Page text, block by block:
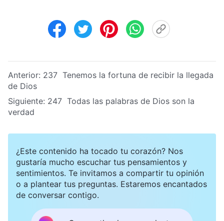
Anterior: 237 Tenemos la fortuna de recibir la llegada
de Dios
Siguiente: 247 Todas las palabras de Dios son la
verdad
¿Este contenido ha tocado tu corazón? Nos
gustaría mucho escuchar tus pensamientos y
sentimientos. Te invitamos a compartir tu opinión
o a plantear tus preguntas. Estaremos encantados
de conversar contigo.